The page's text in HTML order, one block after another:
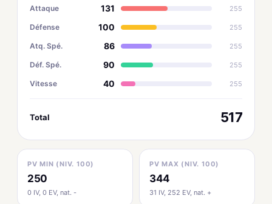
Attaque 131 255
Défense 100 255
Atq. Spé. 86 255
Déf. Spé. 90 255
Vitesse 40 255
Total 517
PV MIN (NIV. 100)
250
0 IV, 0 EV, nat. -
PV MAX (NIV. 100)
344
31 IV, 252 EV, nat. +